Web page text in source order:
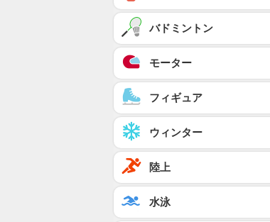
バドミントン
モーター
フィギュア
ウィンター
陸上
水泳